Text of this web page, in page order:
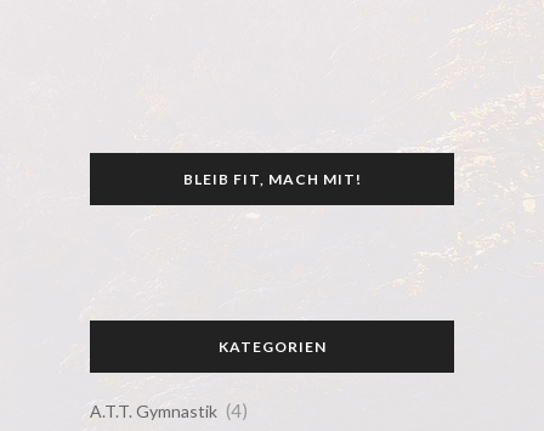
BLEIB FIT, MACH MIT!
KATEGORIEN
A.T.T. Gymnastik (4)